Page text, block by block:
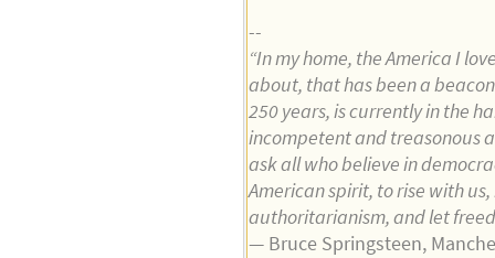
--
“In my home, the America I
about, that has been a
250 years, is currently in the
incompetent and treasonous
ask all who believe in
American spirit, to rise with
authoritarianism, and let
— Bruce Springsteen,